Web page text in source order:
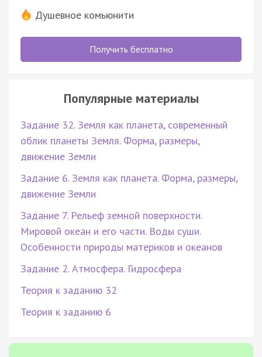
Душевное комьюнити
Получить бесплатно
Популярные материалы
Задание 32. Земля как планета, современный
облик планеты Земля. Форма, размеры,
движение Земли
Задание 6. Земля как планета. Форма, размеры,
движение Земли
Задание 7. Рельеф земной поверхности.
Мировой океан и его части. Воды суши.
Особенности природы материков и океанов
Задание 2. Атмосфера. Гидросфера
Теория к заданию 32
Теория к заданию 6